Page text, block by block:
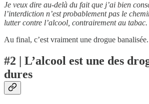
Je veux dire au-delà du fait que j’ai bien
l’interdiction n’est probablement pas le
lutter contre l’alcool, contrairement au tabac.
Au final, c’est vraiment une drogue banalisée.
#2 | L’alcool est une des
dures